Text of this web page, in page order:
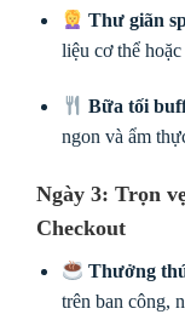
Thư giãn
liệu cơ thể
Bữa tối
ngon và ẩm
Ngày 3: Trọn
Checkout
Thưởng
trên ban công,